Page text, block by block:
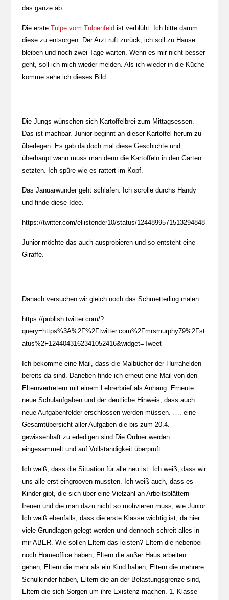
das ganze ab.
Die erste Tulpe vom Tulpenfeld ist verblüht. Ich bitte darum
diese zu entsorgen. Der Arzt ruft zurück, ich soll zu Hause
bleiben und noch zwei Tage warten. Wenn es mir nicht besser
geht, soll ich mich wieder melden. Als ich wieder in die Küche
komme sehe ich dieses Bild:
Die Jungs wünschen sich Kartoffelbrei zum Mittagsessen.
Das ist machbar. Junior beginnt an dieser Kartoffel herum zu
überlegen. Es gab da doch mal diese Geschichte und
überhaupt wann muss man denn die Kartoffeln in den Garten
setzten. Ich spüre wie es rattert im Kopf.
Das Januarwunder geht schlafen. Ich scrolle durchs Handy
und finde diese Idee.
https://twitter.com/eliistender10/status/1244899571513294848
Junior möchte das auch ausprobieren und so entsteht eine
Giraffe.
Danach versuchen wir gleich noch das Schmetterling malen.
https://publish.twitter.com/?
query=https%3A%2F%2Ftwitter.com%2Fmrsmurphy79%2Fst
atus%2F1244043162341052416&widget=Tweet
Ich bekomme eine Mail, dass die Malbücher der Hurrahelden
bereits da sind. Daneben finde ich erneut eine Mail von den
Elternvertretern mit einem Lehrerbrief als Anhang. Erneute
neue Schulaufgaben und der deutliche Hinweis, dass auch
neue Aufgabenfelder erschlossen werden müssen. …. eine
Gesamtübersicht aller Aufgaben die bis zum 20.4.
gewissenhaft zu erledigen sind Die Ordner werden
eingesammelt und auf Vollständigkeit überprüft.
Ich weiß, dass die Situation für alle neu ist. Ich weiß, dass wir
uns alle erst eingrooven mussten. Ich weiß auch, dass es
Kinder gibt, die sich über eine Vielzahl an Arbeitsblättern
freuen und die man dazu nicht so motivieren muss, wie Junior.
Ich weiß ebenfalls, dass die erste Klasse wichtig ist, da hier
viele Grundlagen gelegt werden und dennoch schreit alles in
mir ABER. Wie sollen Eltern das leisten? Eltern die nebenbei
noch Homeoffice haben, Eltern die außer Haus arbeiten
gehen, Eltern die mehr als ein Kind haben, Eltern die mehrere
Schulkinder haben, Eltern die an der Belastungsgrenze sind,
Eltern die sich Sorgen um ihre Existenz machen. 1. Klasse